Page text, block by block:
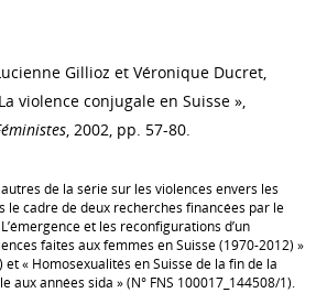
Gillioz et Véronique Ducret,
violence conjugale en Suisse »,
, 2002, pp. 57-80.
de la série sur les violences envers les
le cadre de deux recherches financées par le
et les reconfigurations d’un
faites aux femmes en Suisse (1970-2012) »
et « Homosexualités en Suisse de la fin de la
aux années sida » (N° FNS 100017_144508/1).